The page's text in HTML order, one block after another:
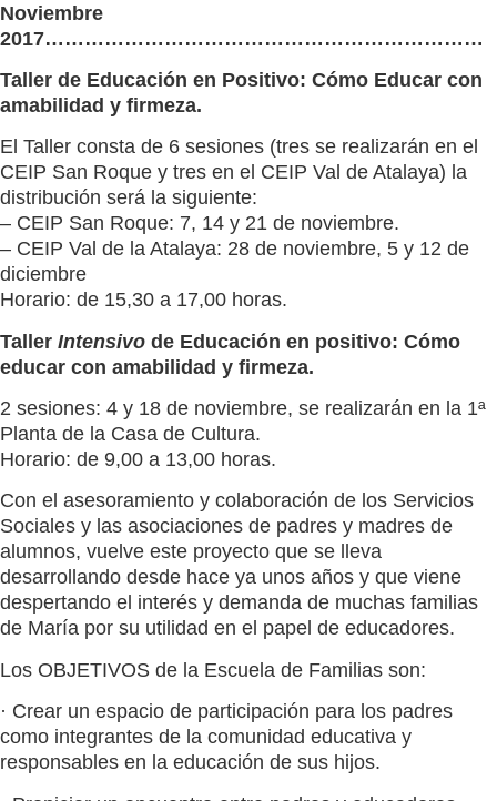
Noviembre
2017…………………………………………………………
Taller de Educación en Positivo: Cómo Educar con
amabilidad y firmeza.
El Taller consta de 6 sesiones (tres se realizarán en el
CEIP San Roque y tres en el CEIP Val de Atalaya) la
distribución será la siguiente:
– CEIP San Roque: 7, 14 y 21 de noviembre.
– CEIP Val de la Atalaya: 28 de noviembre, 5 y 12 de
diciembre
Horario: de 15,30 a 17,00 horas.
Taller Intensivo de Educación en positivo: Cómo
educar con amabilidad y firmeza.
2 sesiones: 4 y 18 de noviembre, se realizarán en la 1ª
Planta de la Casa de Cultura.
Horario: de 9,00 a 13,00 horas.
Con el asesoramiento y colaboración de los Servicios
Sociales y las asociaciones de padres y madres de
alumnos, vuelve este proyecto que se lleva
desarrollando desde hace ya unos años y que viene
despertando el interés y demanda de muchas familias
de María por su utilidad en el papel de educadores.
Los OBJETIVOS de la Escuela de Familias son:
· Crear un espacio de participación para los padres
como integrantes de la comunidad educativa y
responsables en la educación de sus hijos.